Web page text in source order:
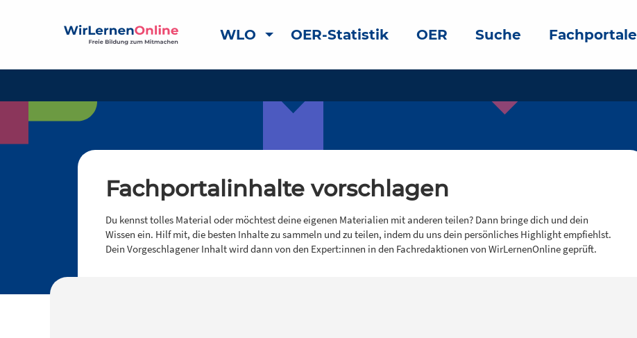
WLO OER-Statistik OER Suche Fachportale
Fachportalinhalte vorschlagen
Du kennst tolles Material oder möchtest deine eigenen Materialien mit anderen teilen? Dann bringe dich und dein
Wissen ein. Hilf mit, die besten Inhalte zu sammeln und zu teilen, indem du uns dein persönliches Highlight empfiehlst.
Dein Vorgeschlagener Inhalt wird dann von den Expert:innen in den Fachredaktionen von WirLernenOnline geprüft.